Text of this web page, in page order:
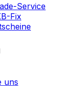
Service
Fix
uns